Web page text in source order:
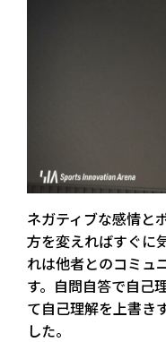
ネガティブな感情と
方を変えればすぐに
れは他者とのコミュ
す。自問自答で自己
て自己理解を上書き
した。